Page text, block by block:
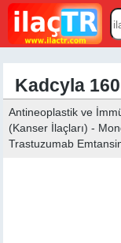
Kadcyla
Antineoplastik ve
(Kanser İlaçları) -
Trastuzumab